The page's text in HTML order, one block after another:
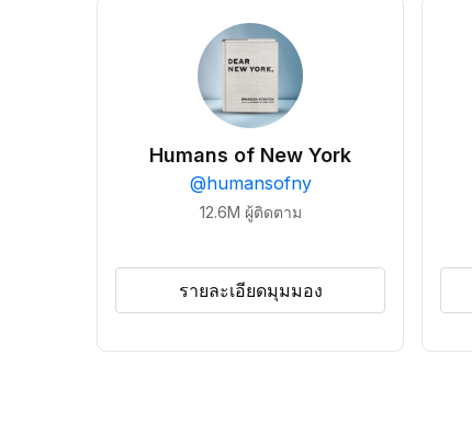
Humans of New York
@humansofny
12.6M ผู้ติดตาม
รายละเอียดมุมมอง